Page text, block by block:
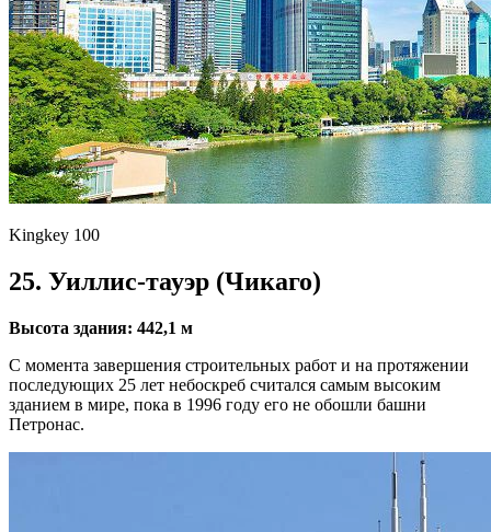
Kingkey 100
25. Уиллис-тауэр (Чикаго)
Высота здания: 442,1 м
С момента завершения строительных работ и на протяжении
последующих 25 лет небоскреб считался самым высоким
зданием в мире, пока в 1996 году его не обошли башни
Петронас.